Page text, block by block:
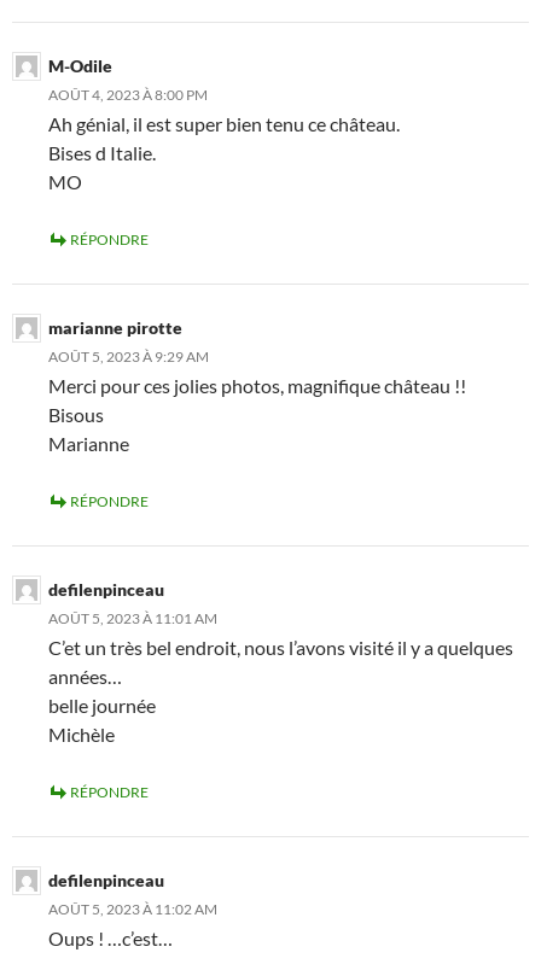
M-Odile
AOÛT 4, 2023 À 8:00 PM
Ah génial, il est super bien tenu ce château.
Bises d Italie.
MO
RÉPONDRE
marianne pirotte
AOÛT 5, 2023 À 9:29 AM
Merci pour ces jolies photos, magnifique château !!
Bisous
Marianne
RÉPONDRE
defilenpinceau
AOÛT 5, 2023 À 11:01 AM
C’et un très bel endroit, nous l’avons visité il y a quelques
années…
belle journée
Michèle
RÉPONDRE
defilenpinceau
AOÛT 5, 2023 À 11:02 AM
Oups ! …c’est…